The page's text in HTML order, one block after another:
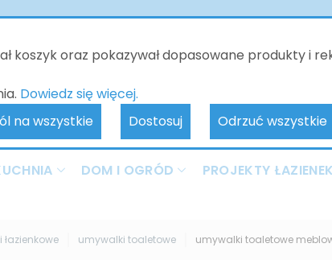
koszyk oraz pokazywał dopasowane produkty i
Dowiedz się więcej.
na wszystkie
Dostosuj Odrzuć wszystkie
nieczynne - kontakt tylko poprzez e-mail. Zamówienia
od 10.06.2026. Przepraszamy za wszelkie
DOM I OGRÓD PROJEKTY ŁAZIENEK
umywalki toaletowe umywalki toaletowe